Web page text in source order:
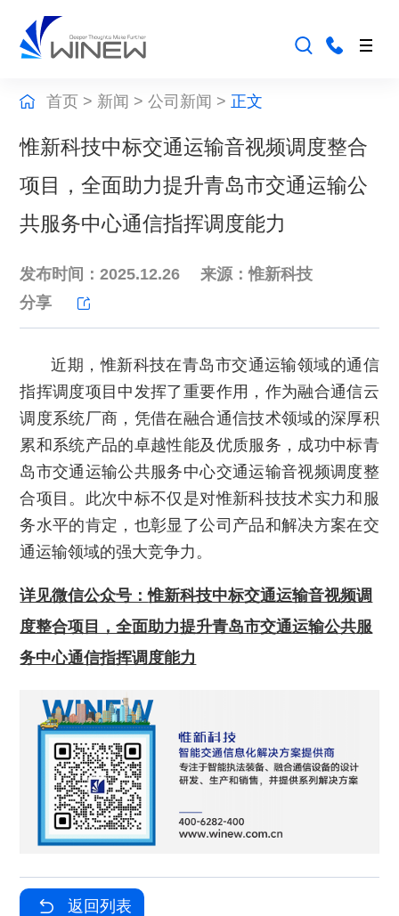
首页 > 新闻 >公司新闻 > 正文
惟新科技中标交通运输音视频调度整合
项目，全面助力提升青岛市交通运输公
共服务中心通信指挥调度能力
发布时间：2025.12.26
来源：惟新科技
分享
近期，惟新科技在青岛市交通运输领域的通信
指挥调度项目中发挥了重要作用，作为融合通信云
调度系统厂商，凭借在融合通信技术领域的深厚积
累和系统产品的卓越性能及优质服务，成功中标青
岛市交通运输公共服务中心交通运输音视频调度整
合项目。此次中标不仅是对惟新科技技术实力和服
务水平的肯定，也彰显了公司产品和解决方案在交
通运输领域的强大竞争力。
详见微信公众号：惟新科技中标交通运输音视频调
度整合项目，全面助力提升青岛市交通运输公共服
务中心通信指挥调度能力
返回列表